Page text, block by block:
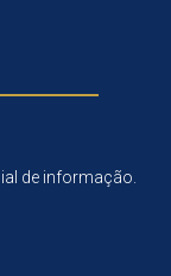
de informação.